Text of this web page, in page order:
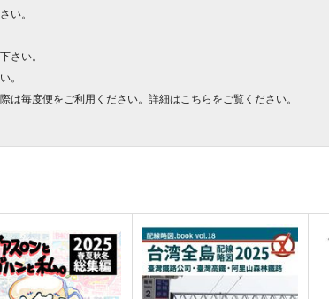
い。
さい。
。
は毎度便をご利用ください。詳細は こちらをご覧ください。